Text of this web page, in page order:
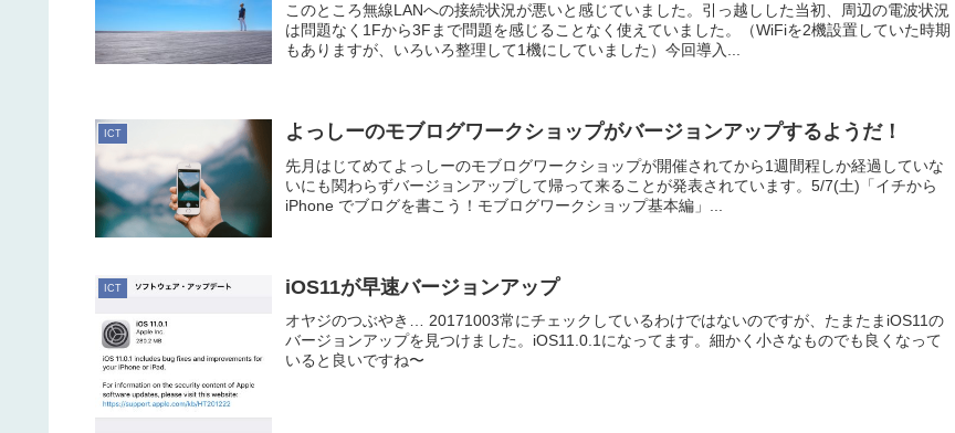
このところ無線LANへの接続状況が悪いと感じていました。引っ越しした当初、周辺の電波状況
は問題なく1Fから3Fまで問題を感じることなく使えていました。（WiFiを2機設置していた時期
もありますが、いろいろ整理して1機にしていました）今回導入...
ICT よっしーのモブログワークショップがバージョンアップするようだ！
先月はじてめてよっしーのモブログワークショップが開催されてから1週間程しか経過していな
いにも関わらずバージョンアップして帰って来ることが発表されています。5/7(土)「イチから
iPhone でブログを書こう！モブログワークショップ基本編」...
ICT iOS11が早速バージョンアップ
オヤジのつぶやき… 20171003常にチェックしているわけではないのですが、たまたまiOS11の
バージョンアップを見つけました。iOS11.0.1になってます。細かく小さなものでも良くなって
いると良いですね〜